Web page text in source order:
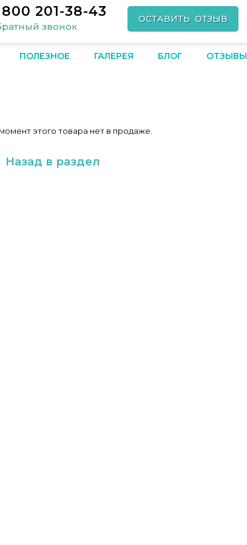
201-38-43
звонок
ОСТАВИТЬ ОТЗЫВ
ПОЛЕЗНОЕ ГАЛЕРЕЯ БЛОГ ОТЗЫВЫ
этого товара нет в продаже.
Назад в раздел